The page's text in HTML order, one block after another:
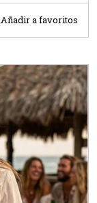
Añadir a favoritos